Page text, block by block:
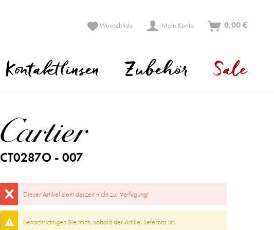
Wunschliste Mein Konto 0,00 €
Kontaktlinsen Zubehör Sale
CT0287O - 007
Dieser Artikel steht derzeit nicht zur Verfügung!
Benachrichtigen Sie mich, sobald der Artikel lieferbar ist.